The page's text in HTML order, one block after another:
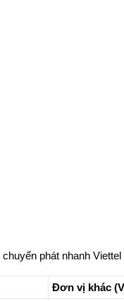
phát nhanh
Đơn vị khác